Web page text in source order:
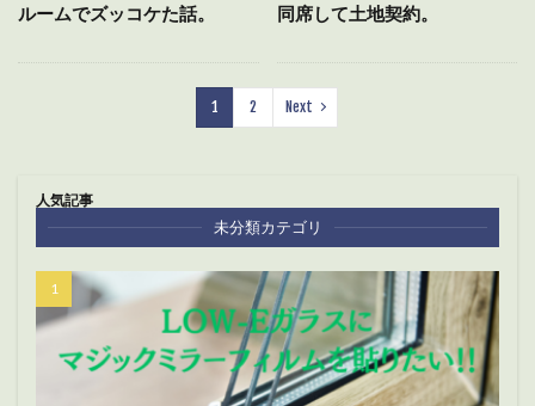
ルームでズッコケた話。
同席して土地契約。
1 2 Next
人気記事
未分類カテゴリ